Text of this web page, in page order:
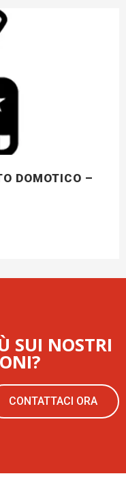
DOMOTICO –
SUI NOSTRI
CONTATTACI ORA